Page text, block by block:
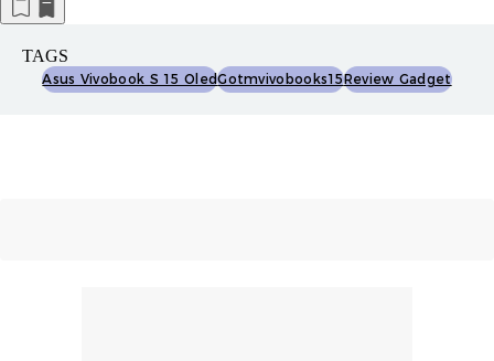
TAGS
Asus Vivobook S 15 OledGotmvivobooks15Review Gadget